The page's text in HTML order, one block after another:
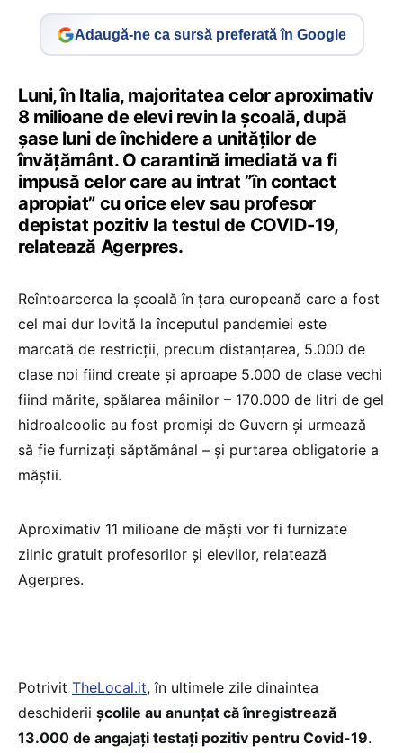
Adaugă-ne ca sursă preferată în Google
Luni, în Italia, majoritatea celor aproximativ
8 milioane de elevi revin la şcoală, după
şase luni de închidere a unităţilor de
învăţământ. O carantină imediată va fi
impusă celor care au intrat ”în contact
apropiat” cu orice elev sau profesor
depistat pozitiv la testul de COVID-19,
relatează Agerpres.
Reîntoarcerea la şcoală în țara europeană care a fost
cel mai dur lovită la începutul pandemiei este
marcată de restricţii, precum distanţarea, 5.000 de
clase noi fiind create şi aproape 5.000 de clase vechi
fiind mărite, spălarea mâinilor – 170.000 de litri de gel
hidroalcoolic au fost promişi de Guvern şi urmează
să fie furnizaţi săptămânal – şi purtarea obligatorie a
măştii.
Aproximativ 11 milioane de măşti vor fi furnizate
zilnic gratuit profesorilor şi elevilor, relatează
Agerpres.
Potrivit TheLocal.it, în ultimele zile dinaintea
deschiderii școlile au anunțat că înregistrează
13.000 de angajați testați pozitiv pentru Covid-19.